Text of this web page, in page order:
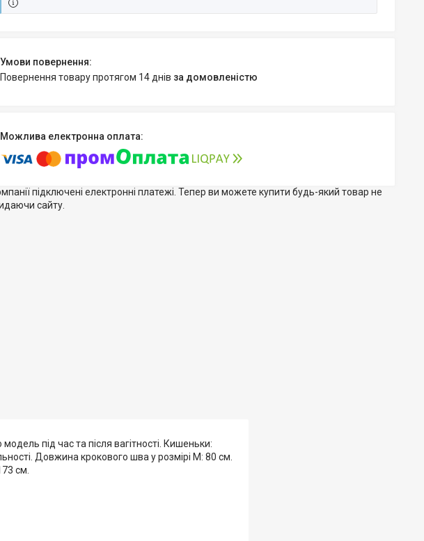
повернення товару протягом 14 днів за домовленістю
підключені електронні платежі. Тепер ви можете купити будь-який товар не
сайту.
під час та після вагітності. Кишеньки:
Довжина крокового шва у розмірі М: 80 см.
см.